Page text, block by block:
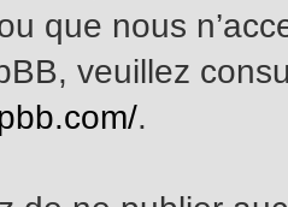
que nous
veuillez
.